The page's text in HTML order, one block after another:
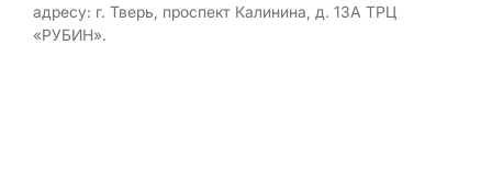
адресу: г. Тверь, проспект Калинина, д. 13А ТРЦ
«РУБИН».